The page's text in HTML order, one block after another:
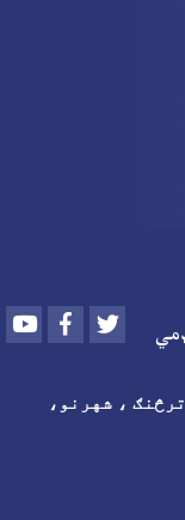
Youtube Facebook
، شهرنو،